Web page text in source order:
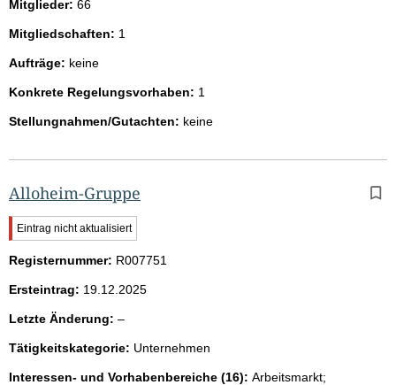
Mitglieder: 66
Mitgliedschaften: 1
Aufträge: keine
Konkrete Regelungsvorhaben: 1
Stellungnahmen/Gutachten: keine
Alloheim-Gruppe
W
i
c
t
g
r
Eintrag nicht aktualisiert
Registernummer: R007751
Ersteintrag: 19.12.2025
Letzte Änderung: –l
e
r
Tätigkeitskategorie: Unternehmen
Interessen- und Vorhabenbereiche (16): Arbeitsmarkt;